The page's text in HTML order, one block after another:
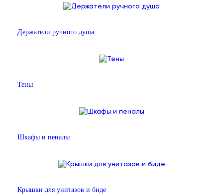
Держатели ручного душа
Тены
Шкафы и пеналы
Крышки для унитазов и биде